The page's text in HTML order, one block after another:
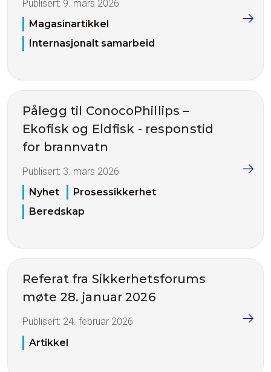
Publisert: 9. mars 2026
Magasinartikkel
Internasjonalt samarbeid
Pålegg til ConocoPhillips –
Ekofisk og Eldfisk - responstid
for brannvatn
Publisert: 3. mars 2026
Nyhet
Prosessikkerhet
Beredskap
Referat fra Sikkerhetsforums
møte 28. januar 2026
Publisert: 24. februar 2026
Artikkel